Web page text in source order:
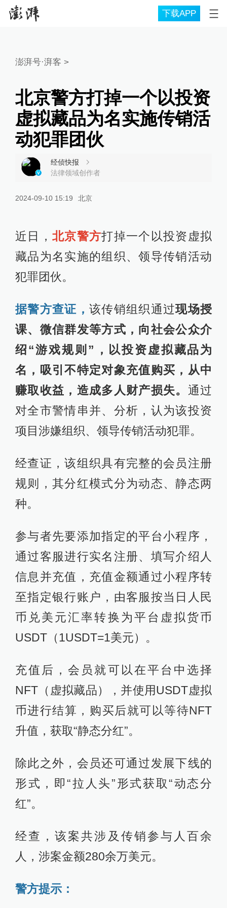
下载APP
澎湃号·湃客 >
北京警方打掉一个以投资
虚拟藏品为名实施传销活
动犯罪团伙
经侦快报
法律领域创作者
2024-09-10 15:19 北京
近日， 北京警方打掉一个以投资虚拟
藏品为名实施的组织、领导传销活动
犯罪团伙。
据警方查证， 该传销组织通过现场授
课、微信群发等方式，向社会公众介
绍“游戏规则”，以投资虚拟藏品为
名，吸引不特定对象充值购买，从中
赚取收益，造成多人财产损失。 通过
对全市警情串并、分析，认为该投资
项目涉嫌组织、领导传销活动犯罪。
经查证，该组织具有完整的会员注册
规则，其分红模式分为动态、静态两
种。
参与者先要添加指定的平台小程序，
通过客服进行实名注册、填写介绍人
信息并充值，充值金额通过小程序转
至指定银行账户，由客服按当日人民
币兑美元汇率转换为平台虚拟货币
USDT（1USDT=1美元）。
充值后，会员就可以在平台中选择
NFT（虚拟藏品），并使用USDT虚拟
币进行结算，购买后就可以等待NFT
升值，获取“静态分红”。
除此之外，会员还可通过发展下线的
形式，即“拉人头”形式获取“动态分
红”。
经查，该案共涉及传销参与人百余
人，涉案金额280余万美元。
警方提示：